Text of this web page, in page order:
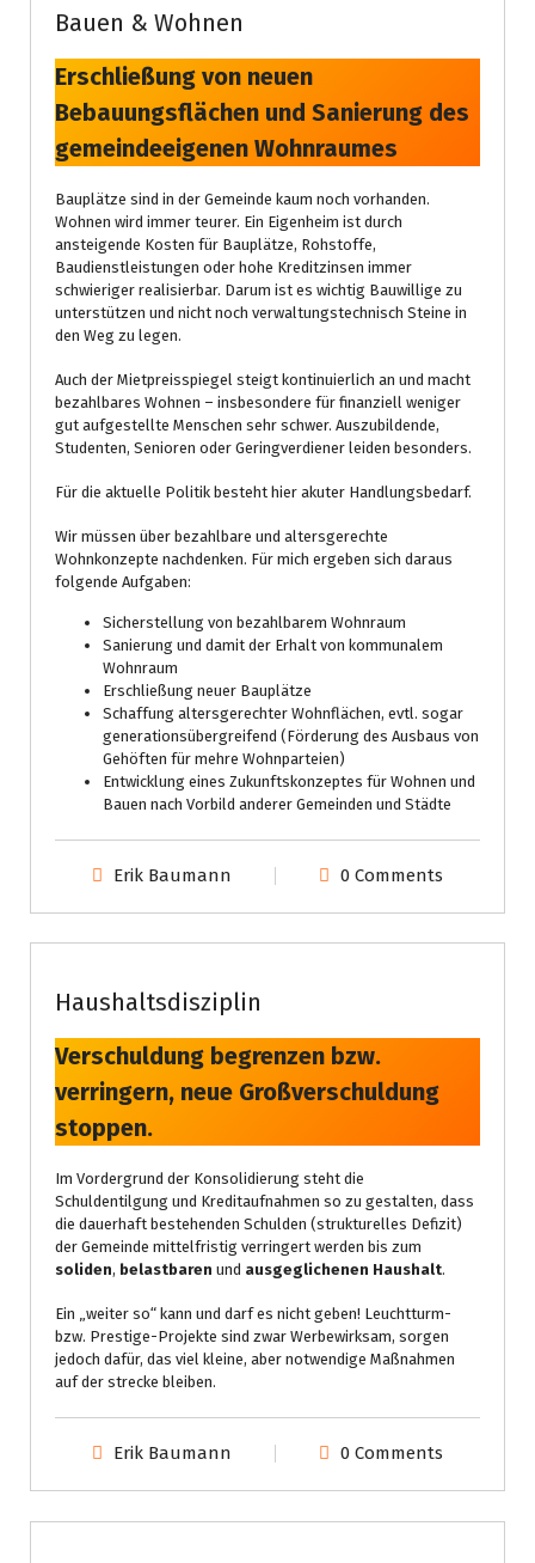
Bauen & Wohnen
Erschließung von neuen
Bebauungsflächen und Sanierung des
gemeindeeigenen Wohnraumes
Bauplätze sind in der Gemeinde kaum noch vorhanden.
Wohnen wird immer teurer. Ein Eigenheim ist durch
ansteigende Kosten für Bauplätze, Rohstoffe,
Baudienstleistungen oder hohe Kreditzinsen immer
schwieriger realisierbar. Darum ist es wichtig Bauwillige zu
unterstützen und nicht noch verwaltungstechnisch Steine in
den Weg zu legen.
Auch der Mietpreisspiegel steigt kontinuierlich an und macht
bezahlbares Wohnen – insbesondere für finanziell weniger
gut aufgestellte Menschen sehr schwer. Auszubildende,
Studenten, Senioren oder Geringverdiener leiden besonders.
Für die aktuelle Politik besteht hier akuter Handlungsbedarf.
Wir müssen über bezahlbare und altersgerechte
Wohnkonzepte nachdenken. Für mich ergeben sich daraus
folgende Aufgaben:
Sicherstellung von bezahlbarem Wohnraum
Sanierung und damit der Erhalt von kommunalem
Wohnraum
Erschließung neuer Bauplätze
Schaffung altersgerechter Wohnflächen, evtl. sogar
generationsübergreifend (Förderung des Ausbaus von
Gehöften für mehre Wohnparteien)
Entwicklung eines Zukunftskonzeptes für Wohnen und
Bauen nach Vorbild anderer Gemeinden und Städte
Erik Baumann
0 Comments
Haushaltsdisziplin
Verschuldung begrenzen bzw.
verringern, neue Großverschuldung
stoppen.
Im Vordergrund der Konsolidierung steht die
Schuldentilgung und Kreditaufnahmen so zu gestalten, dass
die dauerhaft bestehenden Schulden (strukturelles Defizit)
der Gemeinde mittelfristig verringert werden bis zum
soliden, belastbaren und ausgeglichenen Haushalt.
Ein „weiter so“ kann und darf es nicht geben! Leuchtturm-
bzw. Prestige-Projekte sind zwar Werbewirksam, sorgen
jedoch dafür, das viel kleine, aber notwendige Maßnahmen
auf der strecke bleiben.
Erik Baumann
0 Comments